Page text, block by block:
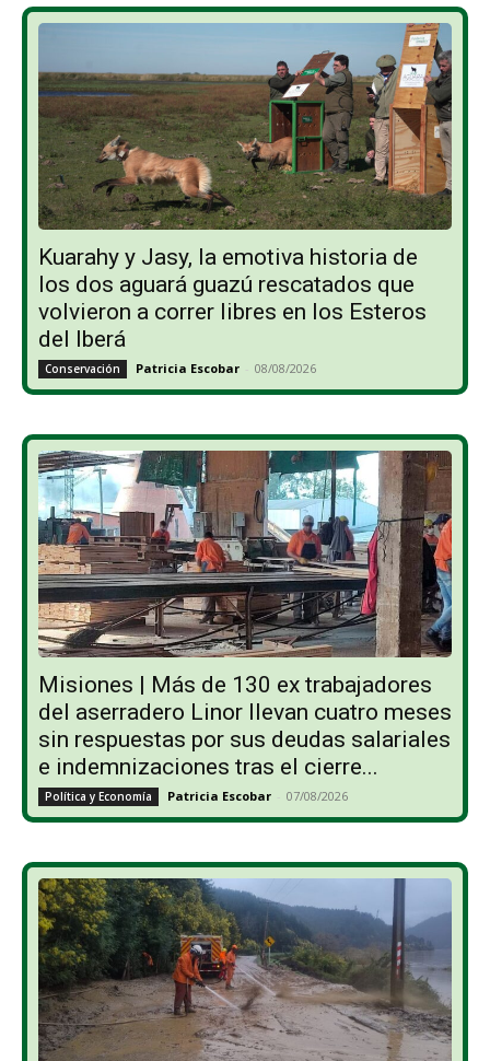
Kuarahy y Jasy, la emotiva historia de
los dos aguará guazú rescatados que
volvieron a correr libres en los Esteros
del Iberá
Conservación Patricia Escobar - 08/08/2026
Misiones | Más de 130 ex trabajadores
del aserradero Linor llevan cuatro meses
sin respuestas por sus deudas salariales
e indemnizaciones tras el cierre...
Política y Economía Patricia Escobar - 07/08/2026